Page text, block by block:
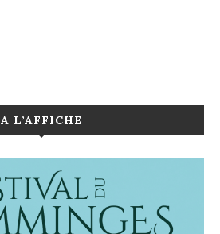
A L’AFFICHE